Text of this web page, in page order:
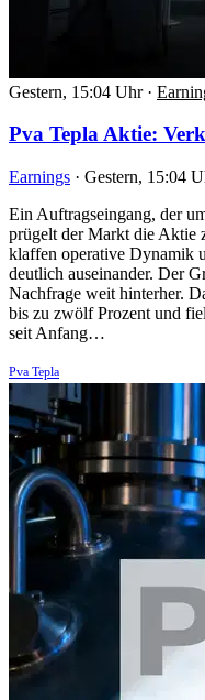
Gestern, 15:04 Uhr ·
Pva Tepla Aktie:
Earnings · Gestern, 15:04
Ein Auftragseingang, der
prügelt der Markt die Aktie
klaffen operative Dynamik
deutlich auseinander. Der
Nachfrage weit hinterher.
bis zu zwölf Prozent und
seit Anfang…
Pva Tepla